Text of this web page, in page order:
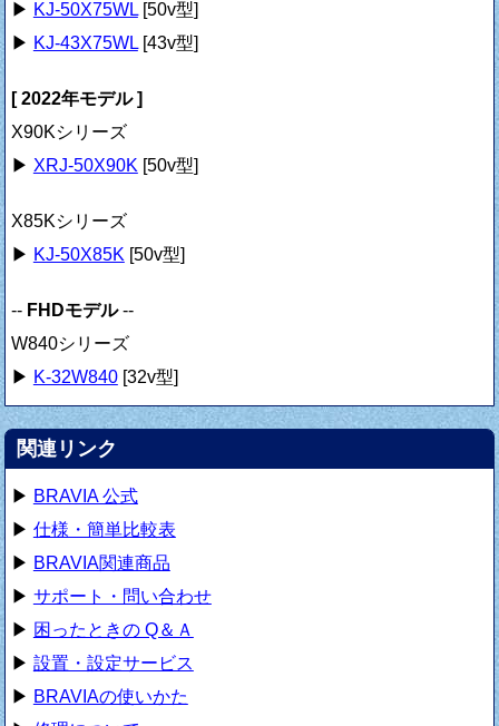
▶ KJ-50X75WL[50v型]
▶ KJ-43X75WL[43v型]
[ 2022年モデル ]
X90Kシリーズ
▶ XRJ-50X90K [50v型]
X85Kシリーズ
▶ KJ-50X85K [50v型]
-- FHDモデル--
W840シリーズ
▶ K-32W840[32v型]
関連リンク
▶ BRAVIA 公式
▶ 仕様・簡単比較表
▶ BRAVIA関連商品
▶ サポート・問い合わせ
▶ 困ったときの Q＆Ａ
▶ 設置・設定サービス
▶ BRAVIAの使いかた